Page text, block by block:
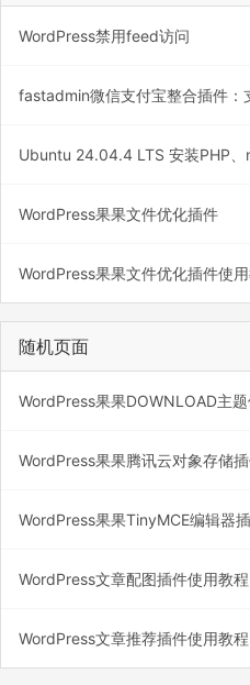
WordPress禁用feed访问
fastadmin微信支付宝整合插件：
Ubuntu 24.04.4 LTS 安装PHP
WordPress果果文件优化插件
WordPress果果文件优化插件使
随机页面
WordPress果果DOWNLOAD主
WordPress果果腾讯云对象存储
WordPress果果TinyMCE编辑器
WordPress文章配图插件使用教程
WordPress文章推荐插件使用教程